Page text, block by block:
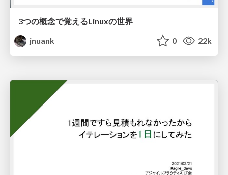
3つの概念で覚えるLinuxの世界
jnuank
0 22k